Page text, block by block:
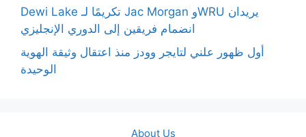
Dewi Lake تكريمًا لـ Jac Morgan وWRU يريدان
انضمام فريقين إلى الدوري الإنجليزي
أول ظهور علني لتايجر وودز منذ اعتقال وثيقة الهوية
الوحيدة
About Us